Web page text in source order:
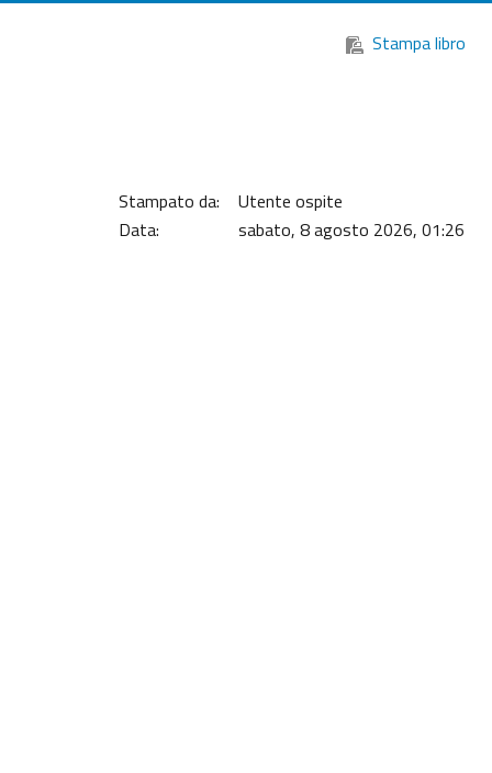
Stampa libro
Stampato da:
Utente ospite
Data:
sabato, 8 agosto 2026, 01:26